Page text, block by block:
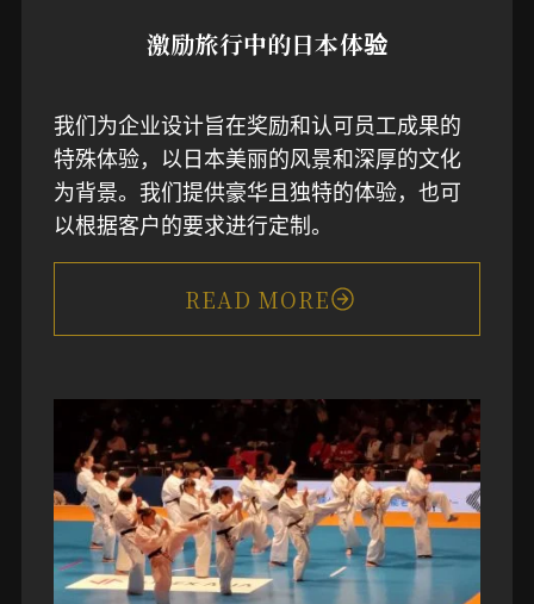
激励旅行中的日本体验
我们为企业设计旨在奖励和认可员工成果的
特殊体验，以日本美丽的风景和深厚的文化
为背景。我们提供豪华且独特的体验，也可
以根据客户的要求进行定制。
READ MORE